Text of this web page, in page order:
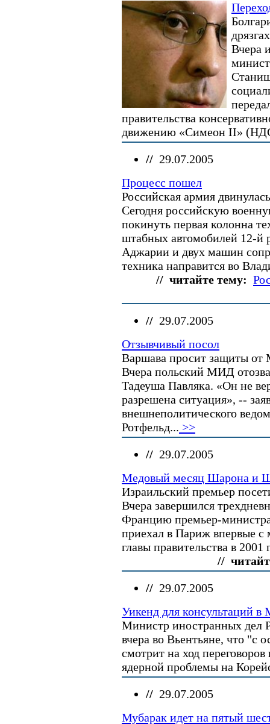
дрязгах
Вчера
правительства
движению «Симеон II»
// 29.07.2005
Процесс пошел
Российская армия
Сегодня российскую
покинуть первая колонна
штабных автомобилей 12-й
Аджарии и двух машин
техника направится во
// читайте тему:
// 29.07.2005
Отзывчивый посол
Варшава просит защиты от
Вчера польский МИД
Тадеуша Павляка. «Он не
разрешена ситуация», --
внешнеполитического
Ротфельд... >>
// 29.07.2005
Медовый месяц Шарона и
Израильский премьер
Вчера завершился
Францию премьер-
приехал в Париж впервые с
главы правительства в 2001
//
// 29.07.2005
Уикенд для консультаций в
Министр иностранных дел
вчера во Вьентьяне, что
смотрит на ход
ядерной проблемы на
// 29.07.2005
Мубарак идет на пятый